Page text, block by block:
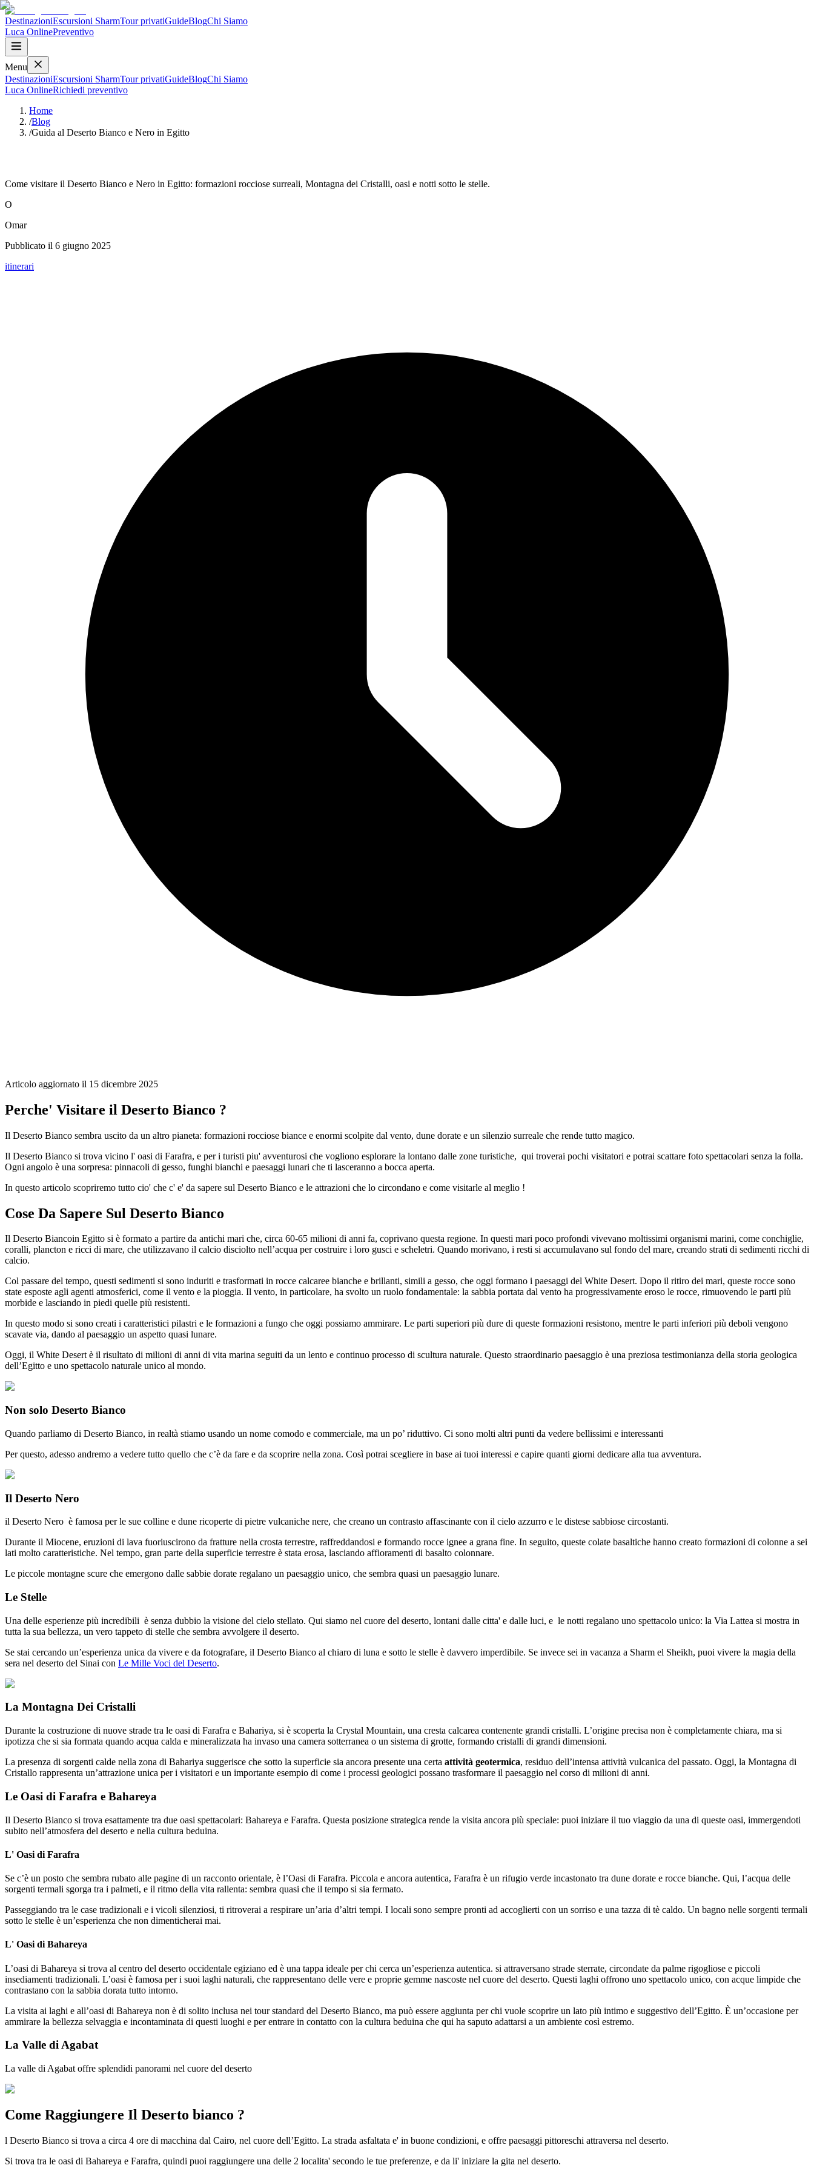
DestinazioniEscursioni SharmTour privatiGuideBlogChi Siamo
Luca OnlinePreventivo
Menu
DestinazioniEscursioni SharmTour privatiGuideBlogChi Siamo
Luca OnlineRichiedi preventivo
Home
/Blog
/Guida al Deserto Bianco e Nero in Egitto
Come visitare il Deserto Bianco e Nero in Egitto: formazioni rocciose surreali, Montagna dei Cristalli, oasi e notti sotto le stelle.
O
Omar
Pubblicato il 6 giugno 2025
itinerari
Articolo aggiornato il 15 dicembre 2025
Perche' Visitare il Deserto Bianco ?
Il Deserto Bianco sembra uscito da un altro pianeta: formazioni rocciose biance e enormi scolpite dal vento, dune dorate e un silenzio surreale che rende tutto magico.
Il Deserto Bianco si trova vicino l' oasi di Farafra, e per i turisti piu' avventurosi che vogliono esplorare la lontano dalle zone turistiche, qui troverai pochi visitatori e potrai scattare foto spettacolari senza la folla.
Ogni angolo è una sorpresa: pinnacoli di gesso, funghi bianchi e paesaggi lunari che ti lasceranno a bocca aperta.
In questo articolo scopriremo tutto cio' che c' e' da sapere sul Deserto Bianco e le attrazioni che lo circondano e come visitarle al meglio !
Cose Da Sapere Sul Deserto Bianco
Il Deserto Biancoin Egitto si è formato a partire da antichi mari che, circa 60-65 milioni di anni fa, coprivano questa regione. In questi mari poco profondi vivevano moltissimi organismi marini, come conchiglie,
coralli, plancton e ricci di mare, che utilizzavano il calcio disciolto nell’acqua per costruire i loro gusci e scheletri. Quando morivano, i resti si accumulavano sul fondo del mare, creando strati di sedimenti ricchi di
calcio.
Col passare del tempo, questi sedimenti si sono induriti e trasformati in rocce calcaree bianche e brillanti, simili a gesso, che oggi formano i paesaggi del White Desert. Dopo il ritiro dei mari, queste rocce sono
state esposte agli agenti atmosferici, come il vento e la pioggia. Il vento, in particolare, ha svolto un ruolo fondamentale: la sabbia portata dal vento ha progressivamente eroso le rocce, rimuovendo le parti più
morbide e lasciando in piedi quelle più resistenti.
In questo modo si sono creati i caratteristici pilastri e le formazioni a fungo che oggi possiamo ammirare. Le parti superiori più dure di queste formazioni resistono, mentre le parti inferiori più deboli vengono
scavate via, dando al paesaggio un aspetto quasi lunare.
Oggi, il White Desert è il risultato di milioni di anni di vita marina seguiti da un lento e continuo processo di scultura naturale. Questo straordinario paesaggio è una preziosa testimonianza della storia geologica
dell’Egitto e uno spettacolo naturale unico al mondo.
Non solo Deserto Bianco
Quando parliamo di Deserto Bianco, in realtà stiamo usando un nome comodo e commerciale, ma un po’ riduttivo. Ci sono molti altri punti da vedere bellissimi e interessanti
Per questo, adesso andremo a vedere tutto quello che c’è da fare e da scoprire nella zona. Così potrai scegliere in base ai tuoi interessi e capire quanti giorni dedicare alla tua avventura.
Il Deserto Nero
il Deserto Nero è famosa per le sue colline e dune ricoperte di pietre vulcaniche nere, che creano un contrasto affascinante con il cielo azzurro e le distese sabbiose circostanti.
Durante il Miocene, eruzioni di lava fuoriuscirono da fratture nella crosta terrestre, raffreddandosi e formando rocce ignee a grana fine. In seguito, queste colate basaltiche hanno creato formazioni di colonne a sei
lati molto caratteristiche. Nel tempo, gran parte della superficie terrestre è stata erosa, lasciando affioramenti di basalto colonnare.
Le piccole montagne scure che emergono dalle sabbie dorate regalano un paesaggio unico, che sembra quasi un paesaggio lunare.
Le Stelle
Una delle esperienze più incredibili è senza dubbio la visione del cielo stellato. Qui siamo nel cuore del deserto, lontani dalle citta' e dalle luci, e le notti regalano uno spettacolo unico: la Via Lattea si mostra in
tutta la sua bellezza, un vero tappeto di stelle che sembra avvolgere il deserto.
Se stai cercando un’esperienza unica da vivere e da fotografare, il Deserto Bianco al chiaro di luna e sotto le stelle è davvero imperdibile. Se invece sei in vacanza a Sharm el Sheikh, puoi vivere la magia della
sera nel deserto del Sinai con Le Mille Voci del Deserto.
La Montagna Dei Cristalli
Durante la costruzione di nuove strade tra le oasi di Farafra e Bahariya, si è scoperta la Crystal Mountain, una cresta calcarea contenente grandi cristalli. L’origine precisa non è completamente chiara, ma si
ipotizza che si sia formata quando acqua calda e mineralizzata ha invaso una camera sotterranea o un sistema di grotte, formando cristalli di grandi dimensioni.
La presenza di sorgenti calde nella zona di Bahariya suggerisce che sotto la superficie sia ancora presente una certa attività geotermica, residuo dell’intensa attività vulcanica del passato. Oggi, la Montagna di
Cristallo rappresenta un’attrazione unica per i visitatori e un importante esempio di come i processi geologici possano trasformare il paesaggio nel corso di milioni di anni.
Le Oasi di Farafra e Bahareya
Il Deserto Bianco si trova esattamente tra due oasi spettacolari: Bahareya e Farafra. Questa posizione strategica rende la visita ancora più speciale: puoi iniziare il tuo viaggio da una di queste oasi, immergendoti
subito nell’atmosfera del deserto e nella cultura beduina.
L' Oasi di Farafra
Se c’è un posto che sembra rubato alle pagine di un racconto orientale, è l’Oasi di Farafra. Piccola e ancora autentica, Farafra è un rifugio verde incastonato tra dune dorate e rocce bianche. Qui, l’acqua delle
sorgenti termali sgorga tra i palmeti, e il ritmo della vita rallenta: sembra quasi che il tempo si sia fermato.
Passeggiando tra le case tradizionali e i vicoli silenziosi, ti ritroverai a respirare un’aria d’altri tempi. I locali sono sempre pronti ad accoglierti con un sorriso e una tazza di tè caldo. Un bagno nelle sorgenti termali
sotto le stelle è un’esperienza che non dimenticherai mai.
L' Oasi di Bahareya
L’oasi di Bahareya si trova al centro del deserto occidentale egiziano ed è una tappa ideale per chi cerca un’esperienza autentica. si attraversano strade sterrate, circondate da palme rigogliose e piccoli
insediamenti tradizionali. L’oasi è famosa per i suoi laghi naturali, che rappresentano delle vere e proprie gemme nascoste nel cuore del deserto. Questi laghi offrono uno spettacolo unico, con acque limpide che
contrastano con la sabbia dorata tutto intorno.
La visita ai laghi e all’oasi di Bahareya non è di solito inclusa nei tour standard del Deserto Bianco, ma può essere aggiunta per chi vuole scoprire un lato più intimo e suggestivo dell’Egitto. È un’occasione per
ammirare la bellezza selvaggia e incontaminata di questi luoghi e per entrare in contatto con la cultura beduina che qui ha saputo adattarsi a un ambiente così estremo.
La Valle di Agabat
La valle di Agabat offre splendidi panorami nel cuore del deserto
Come Raggiungere Il Deserto bianco ?
l Deserto Bianco si trova a circa 4 ore di macchina dal Cairo, nel cuore dell’Egitto. La strada asfaltata e' in buone condizioni, e offre paesaggi pittoreschi attraversa nel deserto.
Si trova tra le oasi di Bahareya e Farafra, quindi puoi raggiungere una delle 2 localita' secondo le tue preferenze, e da li' iniziare la gita nel deserto.